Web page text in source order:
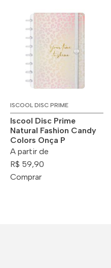
ISCOOL DISC PRIME
Iscool Disc Prime
Natural Fashion Candy
Colors Onça P
A partir de
R$ 59,90
Comprar